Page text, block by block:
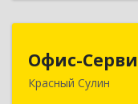
Офис-
Красный Сулин
346350,